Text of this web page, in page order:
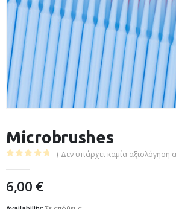
Microbrushes
( Δεν υπάρχει καμία αξιολόγηση
6,00 €